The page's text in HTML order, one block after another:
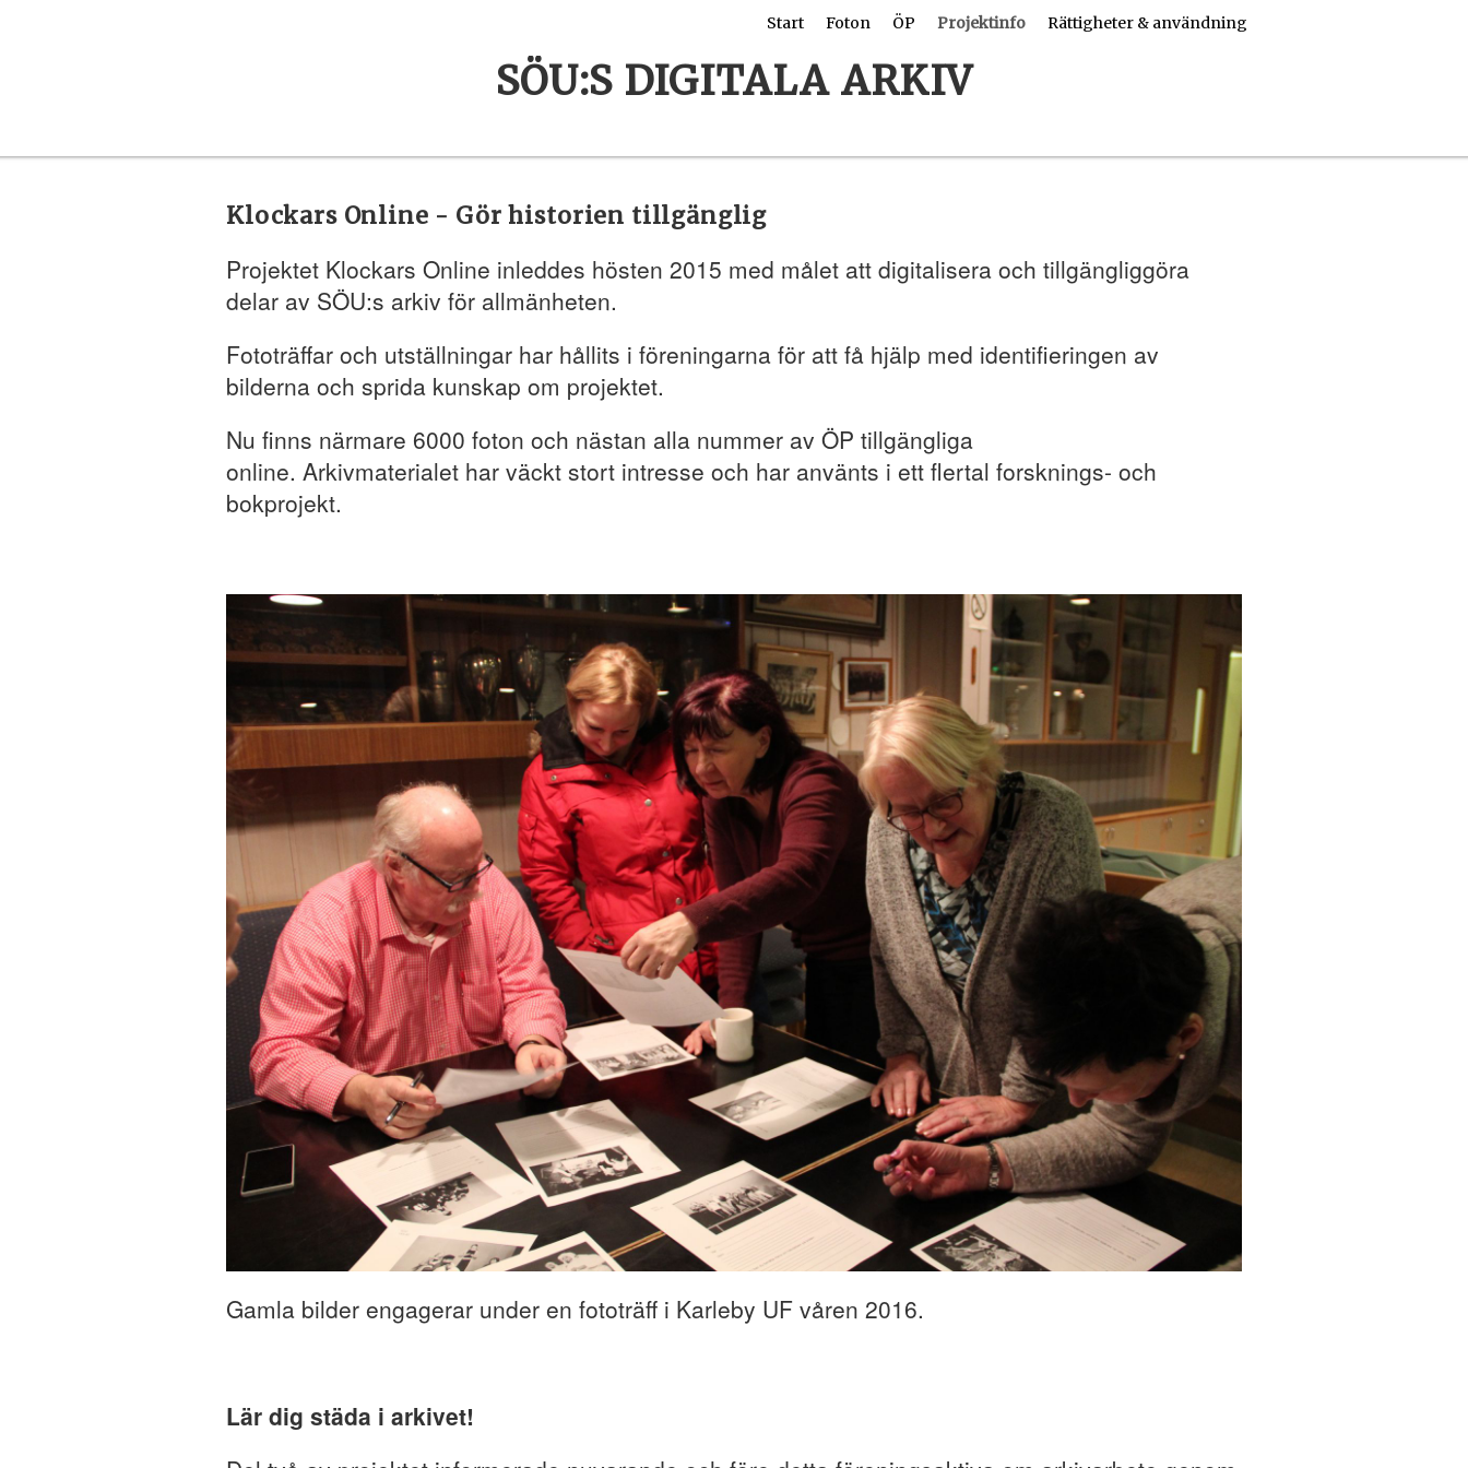
Start Foton ÖP Projektinfo Rättigheter & användning
SÖU:S DIGITALA ARKIV
Klockars Online - Gör historien tillgänglig
Projektet Klockars Online inleddes hösten 2015 med målet att digitalisera och tillgängliggöra
delar av SÖU:s arkiv för allmänheten.
Fototräffar och utställningar har hållits i föreningarna för att få hjälp med identifieringen av
bilderna och sprida kunskap om projektet.
Nu finns närmare 6000 foton och nästan alla nummer av ÖP tillgängliga
online. Arkivmaterialet har väckt stort intresse och har använts i ett flertal forsknings- och
bokprojekt.
Gamla bilder engagerar under en fototräff i Karleby UF våren 2016.
Lär dig städa i arkivet!